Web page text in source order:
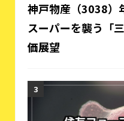
神戸物産（3038）
スーパーを襲う「
価展望